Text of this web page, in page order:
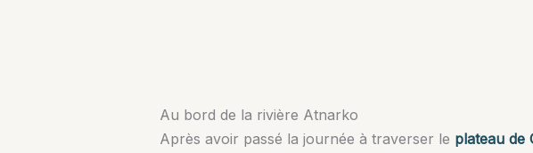
Au bord de la rivière Atnarko
Après avoir passé la journée à traverser le plateau de